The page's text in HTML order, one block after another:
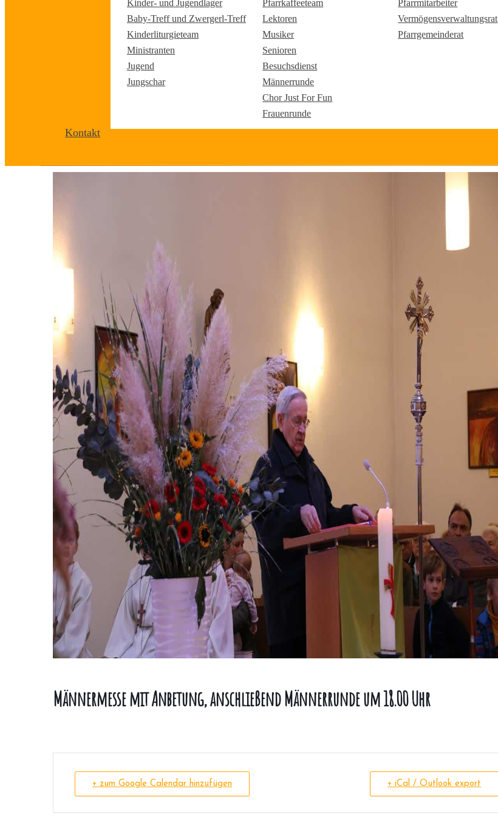
Kinder- und Jugendlager
Baby-Treff und Zwergerl-Treff
Kinderliturgieteam
Ministranten
Jugend
Jungschar
Pfarrkaffeeteam
Lektoren
Musiker
Senioren
Besuchsdienst
Männerrunde
Chor Just For Fun
Frauenrunde
Pfarrmitarbeiter
Vermögensverwaltungsrat
Pfarrgemeinderat
Kontakt
Männermesse mit Anbetung, anschließend Männerrunde um 18.00 Uhr
+ zum Google Calendar hinzufügen + iCal / Outlook export